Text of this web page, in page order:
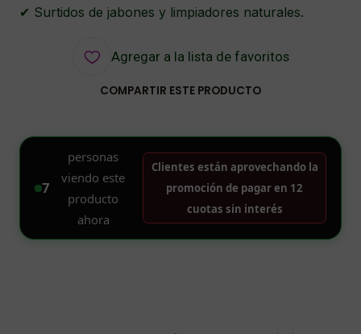
✔ Surtidos de jabones y limpiadores naturales.
Agregar a la lista de favoritos
COMPARTIR ESTE PRODUCTO